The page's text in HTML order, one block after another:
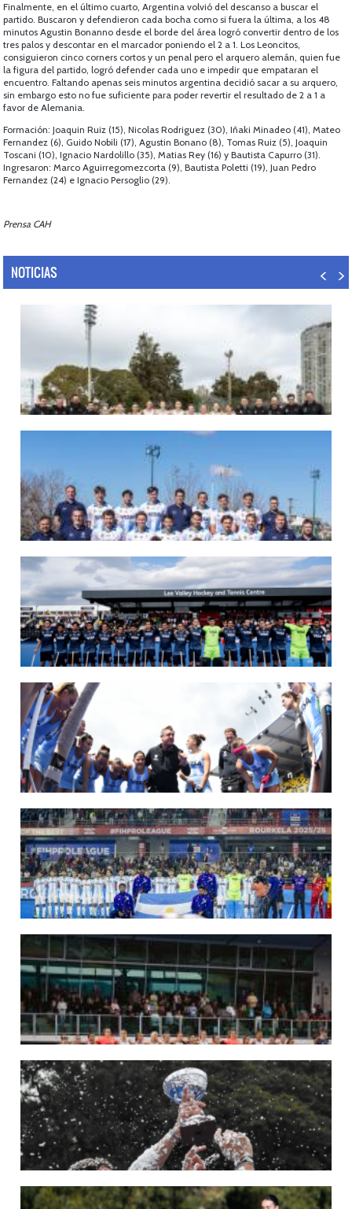
Finalmente, en el último cuarto, Argentina volvió del descanso a buscar el
partido. Buscaron y defendieron cada bocha como si fuera la última, a los 48
minutos Agustin Bonanno desde el borde del área logró convertir dentro de los
tres palos y descontar en el marcador poniendo el 2 a 1. Los Leoncitos,
consiguieron cinco corners cortos y un penal pero el arquero alemán, quien fue
la figura del partido, logró defender cada uno e impedir que empataran el
encuentro. Faltando apenas seis minutos argentina decidió sacar a su arquero,
sin embargo esto no fue suficiente para poder revertir el resultado de 2 a 1 a
favor de Alemania.
Formación: Joaquin Ruiz (15), Nicolas Rodriguez (30), Iñaki Minadeo (41), Mateo
Fernandez (6), Guido Nobili (17), Agustin Bonano (8), Tomas Ruiz (5), Joaquin
Toscani (10), Ignacio Nardolillo (35), Matias Rey (16) y Bautista Capurro (31).
Ingresaron: Marco Aguirregomezcorta (9), Bautista Poletti (19), Juan Pedro
Fernandez (24) e Ignacio Persoglio (29).
Prensa CAH
NOTICIAS
07/08/2026
LAS LEONAS LISTAS PARA DISPUTAR EL MUNDIAL 2026
Del 15 al 30 de agosto, el seleccionado argentino femenino de hockey disputará
la Copa del Mundo en Países Bajos y Bélgica. El debut será ante Estados Unidos.
LEER MÁS
07/08/2026
LOS LEONES LISTOS PARA DISPUTAR EL MUNDIAL 2026
Del 15 al 30 de agosto, el seleccionado argentino masculino de hockey disputará
la Copa del Mundo en Países Bajos y Bélgica. El debut será ante Japón.
14/07/2026
MUNDIAL 2026: LOS LEONES CONVOCADOS POR LUCAS REY
Del 15 al 30 de agosto disputarán el Mundial en Países Bajos y Bélgica.
LEER MÁS
09/07/2026
MUNDIAL 2026: LAS LEONAS CONVOCADAS POR FERNANDO F...
Del 15 al 30 de agosto disputarán el Mundial 2026 en Países Bajos y Bélgica.
LEER MÁS
29/05/2026
LOS LEONES CONVOCADOS PARA LA VENTANA EUROPEA DE P...
En junio, el seleccionado nacional disputará las últimas dos ventanas de Pro
League 2025-26 en Inglaterra y Alemania.
LEER MÁS
22/05/2026
LAS LEONAS CONVOCADAS PARA LA VENTANA EUROPEA DE P...
En junio, el seleccionado nacional disputará las últimas dos ventanas de Pro
League 2025-26 en Bélgica e Inglaterra.
18/05/2026
SE DEFINIERON LOS CAMPEONES DE LA PRIMERA FASE DE ...